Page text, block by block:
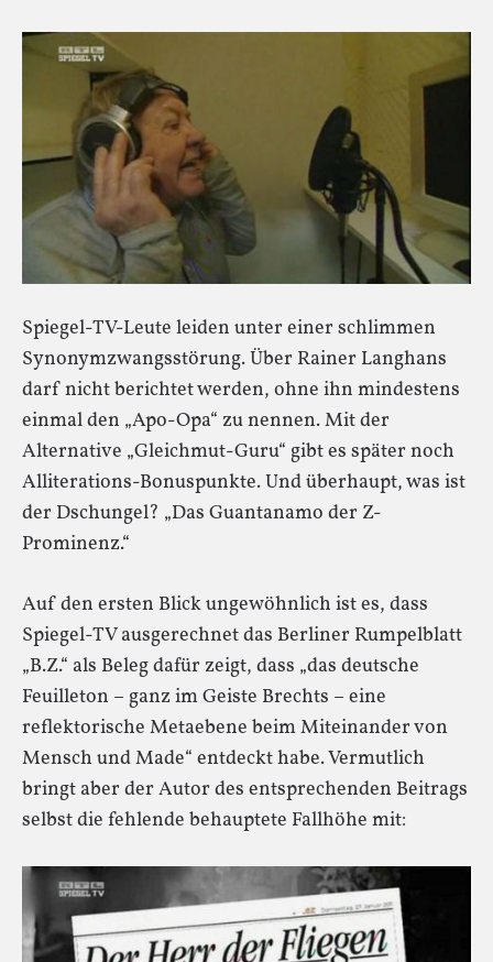
Spiegel-TV-Leute leiden unter einer schlimmen
Synonymzwangsstörung. Über Rainer Langhans
darf nicht berichtet werden, ohne ihn mindestens
einmal den „Apo-Opa“ zu nennen. Mit der
Alternative „Gleichmut-Guru“ gibt es später noch
Alliterations-Bonuspunkte. Und überhaupt, was ist
der Dschungel? „Das Guantanamo der Z-
Prominenz.“
Auf den ersten Blick ungewöhnlich ist es, dass
Spiegel-TV ausgerechnet das Berliner Rumpelblatt
„B.Z.“ als Beleg dafür zeigt, dass „das deutsche
Feuilleton – ganz im Geiste Brechts – eine
reflektorische Metaebene beim Miteinander von
Mensch und Made“ entdeckt habe. Vermutlich
bringt aber der Autor des entsprechenden Beitrags
selbst die fehlende behauptete Fallhöhe mit: